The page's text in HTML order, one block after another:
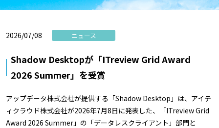
2026/07/08 ニュース
Shadow Desktopが「ITreview Grid Award
2026 Summer」を受賞
アップデータ株式会社が提供する「Shadow Desktop」は、アイテ
ィクラウド株式会社が2026年7月8日に発表した、「ITreview Grid
Award 2026 Summer」の「データレスクライアント」部門と